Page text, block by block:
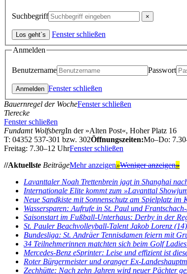
Suchbegriff
Fenster schließen
Anmelden
Benutzername Passwort
Fenster schließen
Bauernregel der WocheFenster schließen
Tierecke
Fenster schließen
Fundamt WolfsbergIn der »Alten Post«, Hoher Platz 16
T: 04352 537-301 bzw. 302Öffnungszeiten:Mo–Do:
Freitag: 7.30–12 UhrFenster schließen
//Aktuellste BeiträgeMehr anzeigen»Weniger anzeigen»
Lavanttaler Noah Trettenbrein jagt in Shanghai
Internationale Elite kommt zum »Lavanttal
Neue Sandkiste mit Sonnenschutz am Spielplatz im
Wassersparen: Aufrufe in St. Paul und
Saisonstart im Fußball-Unterhaus: Derby in der
St. Pauler Beachvolleyball-Talent Jakob Lorenz
Bundesliga: St. Andräer Tennisdamen feiern mit
34 Teilnehmerinnen matchten sich beim Golf
Mercedes-Benz eSprinter: Leise und effizient ist
Roter Bürgermeister und oranger Ex-
Zechhütte: Nach zehn Jahren wird neuer Pächter